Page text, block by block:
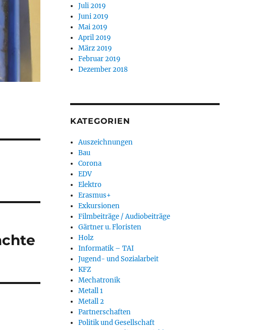
Juli 2019
Juni 2019
Mai 2019
April 2019
März 2019
Februar 2019
Dezember 2018
KATEGORIEN
Auszeichnungen
Bau
Corona
EDV
Elektro
Erasmus+
Exkursionen
Filmbeiträge / Audiobeiträge
Gärtner u. Floristen
Holz
Informatik – TAI
Jugend- und Sozialarbeit
KFZ
Mechatronik
Metall 1
Metall 2
Partnerschaften
Politik und Gesellschaft